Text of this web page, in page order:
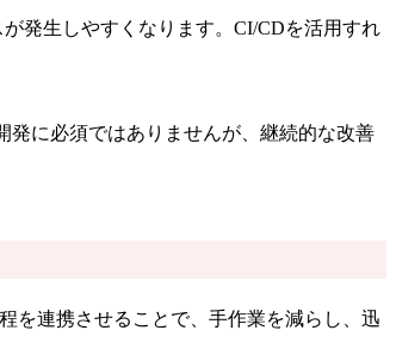
発生しやすくなります。CI/CDを活用すれ
発に必須ではありませんが、継続的な改善
を連携させることで、手作業を減らし、迅